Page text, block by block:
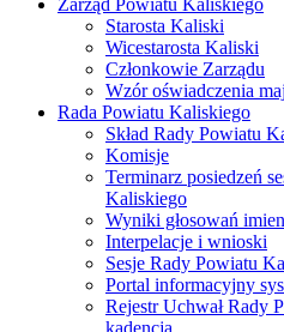
Zarząd Powiatu Kaliskiego
Starosta Kaliski
Wicestarosta Kaliski
Członkowie Zarządu
Wzór oświadczenia
Rada Powiatu Kaliskiego
Skład Rady Powiatu
Komisje
Terminarz posiedzeń
Kaliskiego
Wyniki głosowań
Interpelacje i wnioski
Sesje Rady Powiatu
Portal informacyjny
Rejestr Uchwał Rady
kadencja